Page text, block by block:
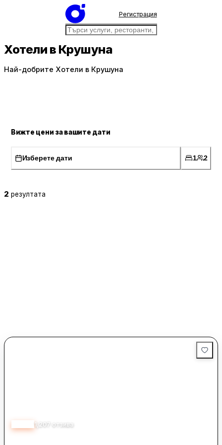
Регистрация
Хотели в Крушуна
Най-добрите Хотели в Крушуна
Вижте цени за вашите дати
Изберете дати 1 2
2 резултата
1,207 отзива